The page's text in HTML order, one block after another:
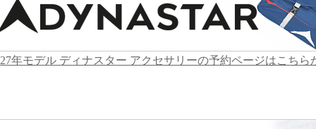
年モデル ディナスター アクセサリーの予約ページはこちら